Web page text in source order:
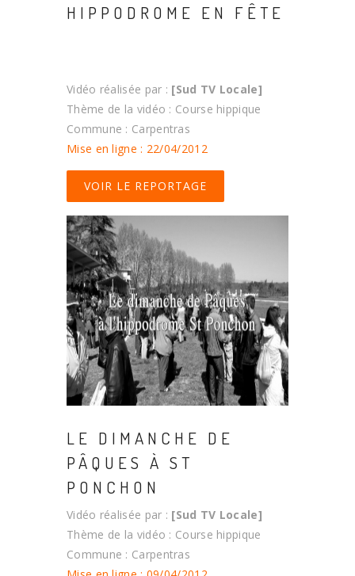
HIPPODROME EN FÊTE
Vidéo réalisée par : [Sud TV Locale]
Thème de la vidéo : Course hippique
Commune : Carpentras
Mise en ligne : 22/04/2012
VOIR LE REPORTAGE
LE DIMANCHE DE
PÂQUES À ST
PONCHON
Vidéo réalisée par : [Sud TV Locale]
Thème de la vidéo : Course hippique
Commune : Carpentras